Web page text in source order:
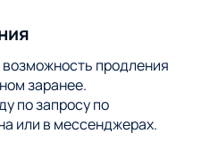
площадка (14
на бревне,
место у костра, газ, т/
wi-fi, караоке,
мини-гольф, городки,
продления
заранее.
по запросу по
или в мессенджерах.